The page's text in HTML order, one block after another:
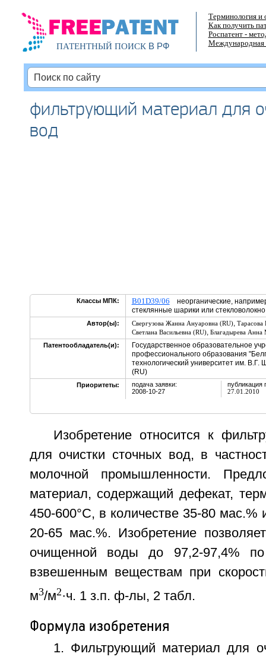
ПАТЕНТНЫЙ ПОИСКВ РФ
Терминология и
Как получить
Роспатент -
Международная
фильтрующий материал для
вод
Классы МПК: B01D39/06 неорганические,
стеклянные шарики или
Автор(ы): Свергузова Жанна Ануаровна (RU), Тарасова
Светлана Васильевна (RU), Благадырева Анна
Патентообладатель(и):
Государственное образовательное
профессионального образования
технологический университет им.
(RU)
Приоритеты:
подача заявки:
2008-10-27
публикация
27.01.2010
Изобретение относится к
для очистки сточных вод, в
молочной промышленности.
материал, содержащий дефекат,
450-600°С, в количестве 35-80 мас.%
20-65 мас.%. Изобретение
очищенной воды до 97,2-97,4%
взвешенным веществам при
м3/м2·ч. 1 з.п. ф-лы, 2 табл.
Формула изобретения
1. Фильтрующий материал для